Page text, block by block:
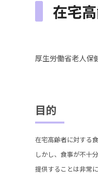
在宅
厚生労働省老人保
目的
在宅高齢者に対する
しかし、食事が不十
提供することは非常